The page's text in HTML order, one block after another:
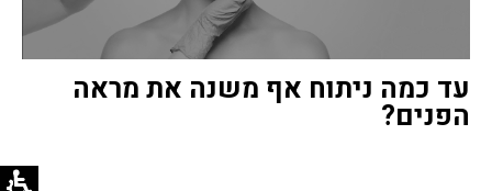
עד כמה ניתוח אף משנה את מראה
הפנים?